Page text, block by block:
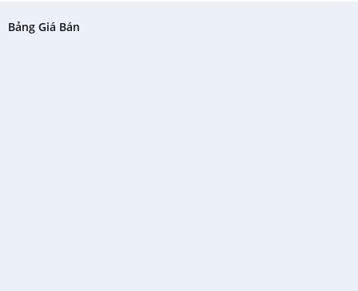
▫ Hệ điều hành, giao diện : Tizen OS
Bảng Giá Bán